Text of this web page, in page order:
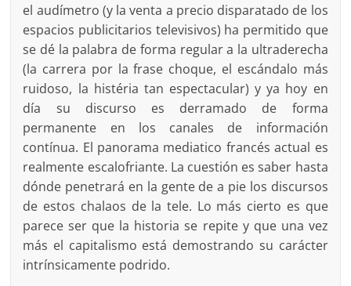
el audímetro (y la venta a precio disparatado de los
espacios publicitarios televisivos) ha permitido que
se dé la palabra de forma regular a la ultraderecha
(la carrera por la frase choque, el escándalo más
ruidoso, la histéria tan espectacular) y ya hoy en
día su discurso es derramado de forma
permanente en los canales de información
contínua. El panorama mediatico francés actual es
realmente escalofriante. La cuestión es saber hasta
dónde penetrará en la gente de a pie los discursos
de estos chalaos de la tele. Lo más cierto es que
parece ser que la historia se repite y que una vez
más el capitalismo está demostrando su carácter
intrínsicamente podrido.